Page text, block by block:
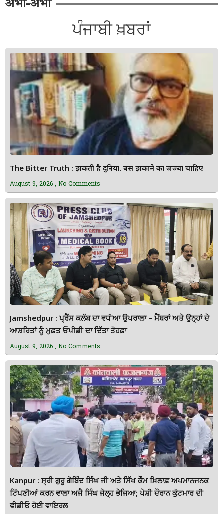
अभी-अभी
ਪੰਜਾਬੀ ਖ਼ਬਰਾਂ
The Bitter Truth : झुकती है दुनिया, बस झुकाने का ज़ज्बा चाहिए
August 9, 2026 No Comments
Jamshedpur : ਪ੍ਰੈੱਸ ਕਲੱਬ ਦਾ ਵਧੀਆ ਉਪਰਾਲਾ – ਮੈਂਬਰਾਂ ਅਤੇ ਉਨ੍ਹਾਂ ਦੇ
ਆਸ਼ਰਿਤਾਂ ਨੂੰ ਮੁਫ਼ਤ ਓਪੀਡੀ ਦਾ ਦਿੱਤਾ ਤੋਹਫ਼ਾ
August 9, 2026 No Comments
Kanpur : ਸ੍ਰੀ ਗੁਰੂ ਗੋਬਿੰਦ ਸਿੰਘ ਜੀ ਅਤੇ ਸਿੱਖ ਕੌਮ ਖ਼ਿਲਾਫ਼ ਅਪਮਾਨਜਨਕ
ਟਿੱਪਣੀਆਂ ਕਰਨ ਵਾਲਾ ਅਜੈ ਸਿੰਘ ਜੇਲ੍ਹ ਭੇਜਿਆ; ਪੇਸ਼ੀ ਦੌਰਾਨ ਕੁੱਟਮਾਰ ਦੀ
ਵੀਡੀਓ ਹੋਈ ਵਾਇਰਲ